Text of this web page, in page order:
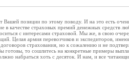
позиции по этому поводу. И на это есть
в качестве страховых премий денежных средств
с интересами страховой. Мы же, в свою
Целая армия перевозчиков и экспедиторов,
страхования, но к сожалению и не
готовы, то сошлитесь на конкретные примеры
набраться хоть с десяток. И нам, и все